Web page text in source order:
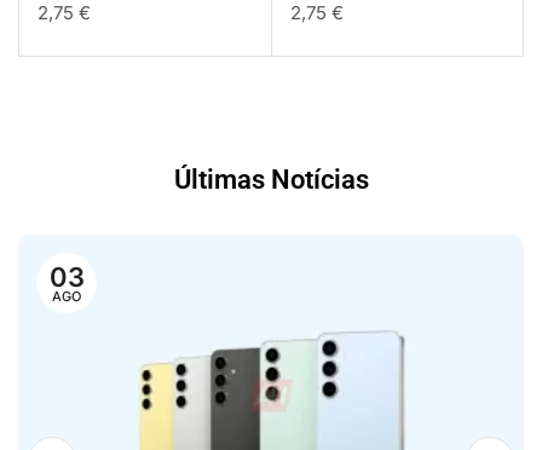
2,75 € 2,75 €
Últimas Notícias
03
AGO